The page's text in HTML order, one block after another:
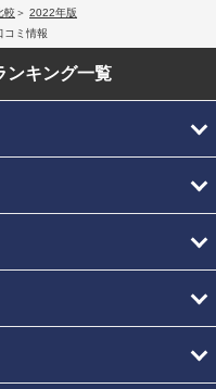
較
2022年版
コミ情報
ンキング一覧